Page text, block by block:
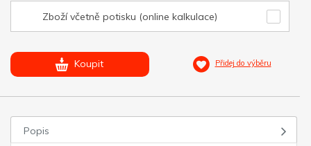
Zboží včetně potisku (online kalkulace)
Koupit Přidej do výběru
Popis